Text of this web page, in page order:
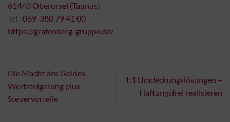
61440 Oberursel (Taunus)
Tel.: 069-380 79 41 00
https://grafenberg-gruppe.de/
Die Macht des Goldes –
Wertsteigerung plus
Steuervorteile
1:1 Umdeckungslösungen –
Haftungsfrei realisieren